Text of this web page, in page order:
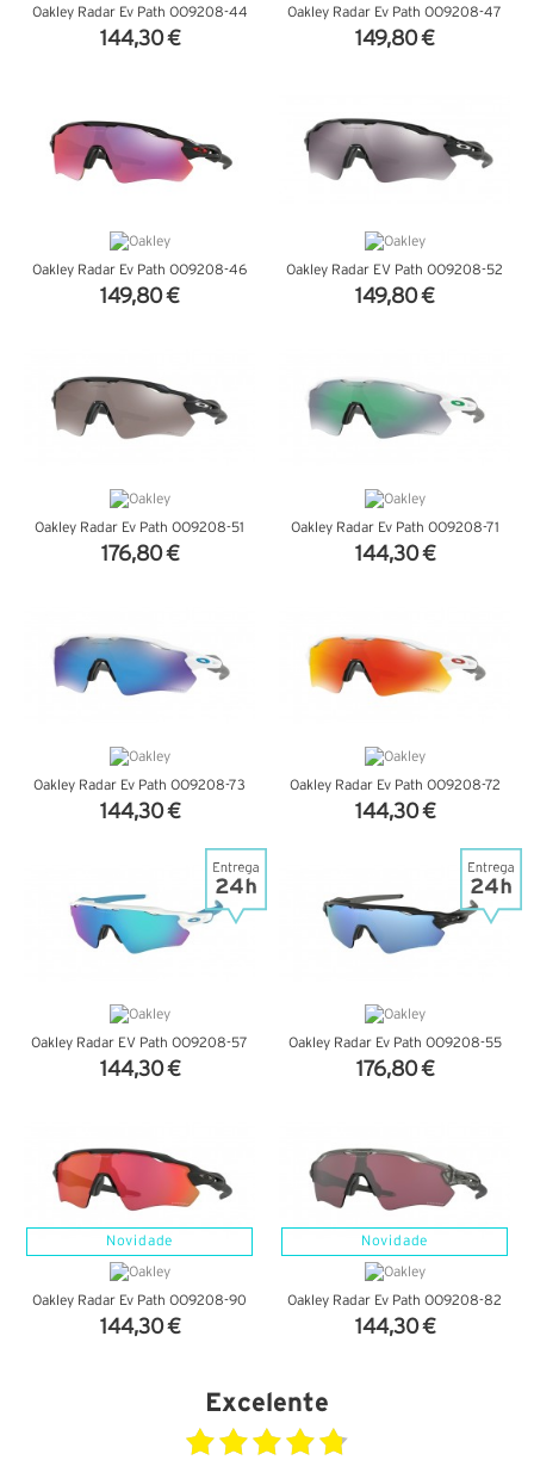
Oakley Radar Ev Path OO9208-44
144,30 €
Oakley Radar Ev Path OO9208-47
149,80 €
Oakley Radar Ev Path OO9208-46
149,80 €
Oakley Radar EV Path OO9208-52
149,80 €
Oakley Radar Ev Path OO9208-51
176,80 €
Oakley Radar Ev Path OO9208-71
144,30 €
Oakley Radar Ev Path OO9208-73
144,30 €
Oakley Radar Ev Path OO9208-72
144,30 €
Oakley Radar EV Path OO9208-57
144,30 €
Oakley Radar Ev Path OO9208-55
176,80 €
Novidade
Oakley Radar Ev Path OO9208-90
144,30 €
Novidade
Oakley Radar Ev Path OO9208-82
144,30 €
Excelente